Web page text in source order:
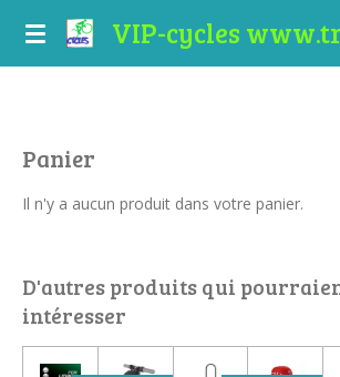
Passer
Panier
Il n'y a aucun produit dans votre panier.
D'autres produits qui
intéresser